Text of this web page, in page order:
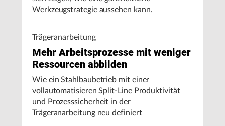
Werkzeugstrategie aussehen kann.
Trägeranarbeitung
Mehr Arbeitsprozesse mit weniger
Ressourcen abbilden
Wie ein Stahlbaubetrieb mit einer
vollautomatisieren Split-Line Produktivität
und Prozesssicherheit in der
Trägeranarbeitung neu definiert